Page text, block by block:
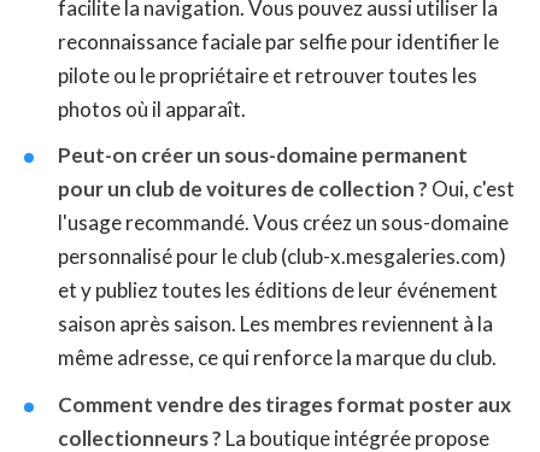
facilite la navigation. Vous pouvez aussi utiliser la
reconnaissance faciale par selfie pour identifier le
pilote ou le propriétaire et retrouver toutes les
photos où il apparaît.
Peut-on créer un sous-domaine permanent
pour un club de voitures de collection ? Oui, c'est
l'usage recommandé. Vous créez un sous-domaine
personnalisé pour le club (club-x.mesgaleries.com)
et y publiez toutes les éditions de leur événement
saison après saison. Les membres reviennent à la
même adresse, ce qui renforce la marque du club.
Comment vendre des tirages format poster aux
collectionneurs ? La boutique intégrée propose